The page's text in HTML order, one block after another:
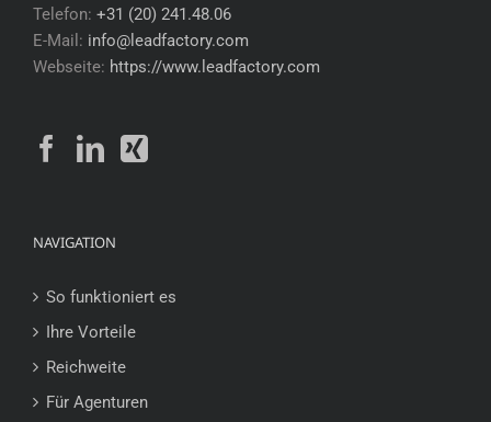
Telefon: +31 (20) 241.48.06
E-Mail: info@leadfactory.com
Webseite: https://www.leadfactory.com
NAVIGATION
So funktioniert es
Ihre Vorteile
Reichweite
Für Agenturen